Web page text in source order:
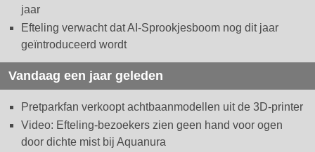
jaar
Efteling verwacht dat AI-Sprookjesboom nog dit jaar
geïntroduceerd wordt
Vandaag een jaar geleden
Pretparkfan verkoopt achtbaanmodellen uit de 3D-printer
Video: Efteling-bezoekers zien geen hand voor ogen
door dichte mist bij Aquanura